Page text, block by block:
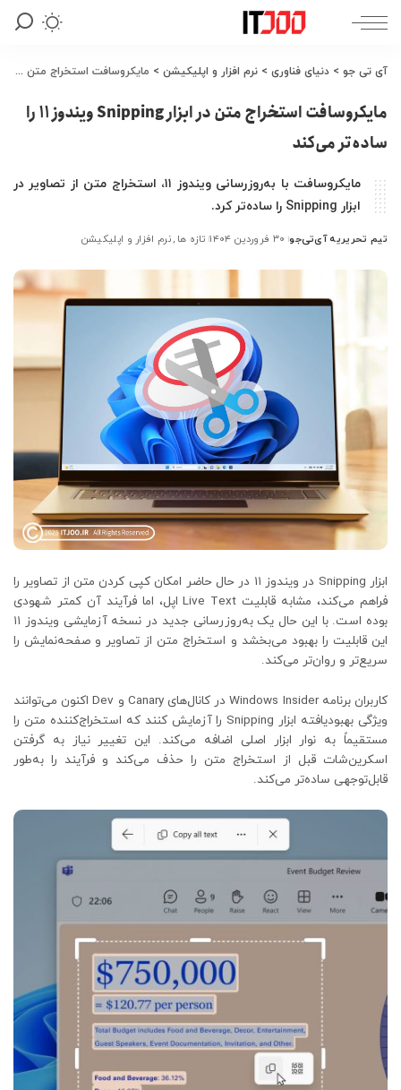
آی تی جو > دنیای فناوری > نرم افزار و اپلیکیشن > مایکروسافت استخراج متن در ابزار Snipping ویندوز ۱۱ را ساده‌تر می‌کند
مایکروسافت استخراج متن در ابزار Snipping ویندوز ۱۱ را
ساده‌تر می‌کند
مایکروسافت با به‌روزرسانی ویندوز ۱۱، استخراج متن از تصاویر در
ابزار Snipping را ساده‌تر کرد.
ارسال
توسط
تیم تحریریه آی‌تی‌جو ۳۰ فروردین ۱۴۰۴ تازه ها نرم افزار و اپلیکیشن
ابزار Snipping در ویندوز ۱۱ در حال حاضر امکان کپی کردن متن از تصاویر را
فراهم می‌کند، مشابه قابلیت Live Text اپل، اما فرآیند آن کمتر شهودی
بوده است. با این حال یک به‌روزرسانی جدید در نسخه آزمایشی ویندوز ۱۱
این قابلیت را بهبود می‌بخشد و استخراج متن از تصاویر و صفحه‌نمایش را
سریع‌تر و روان‌تر می‌کند.
کاربران برنامه Windows Insider در کانال‌های Canary و Dev اکنون می‌توانند
ویژگی بهبودیافته ابزار Snipping را آزمایش کنند که استخراج‌کننده متن را
مستقیماً به نوار ابزار اصلی اضافه می‌کند. این تغییر نیاز به گرفتن
اسکرین‌شات قبل از استخراج متن را حذف می‌کند و فرآیند را به‌طور
قابل‌توجهی ساده‌تر می‌کند.